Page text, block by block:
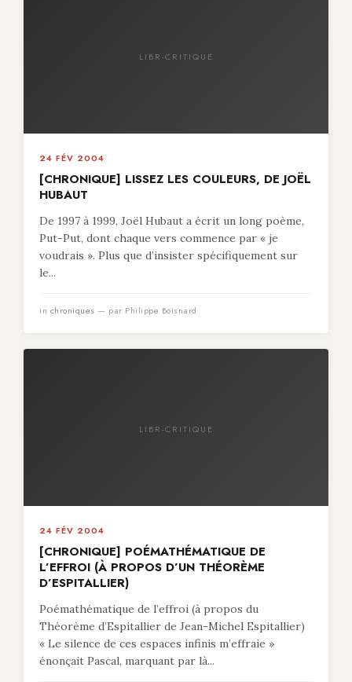
LIBR-CRITIQUE
24 FÉV 2004
[CHRONIQUE] LISSEZ LES COULEURS, DE JOËL
HUBAUT
De 1997 à 1999, Joël Hubaut a écrit un long poème,
Put-Put, dont chaque vers commence par « je
voudrais ». Plus que d’insister spécifiquement sur
le...
in chroniques — par Philippe Boisnard
LIBR-CRITIQUE
24 FÉV 2004
[CHRONIQUE] POÉMATHÉMATIQUE DE
L’EFFROI (À PROPOS D’UN THÉORÈME
D’ESPITALLIER)
Poémathématique de l’effroi (à propos du
Théorème d’Espitallier de Jean-Michel Espitallier)
« Le silence de ces espaces infinis m’effraie »
énonçait Pascal, marquant par là...